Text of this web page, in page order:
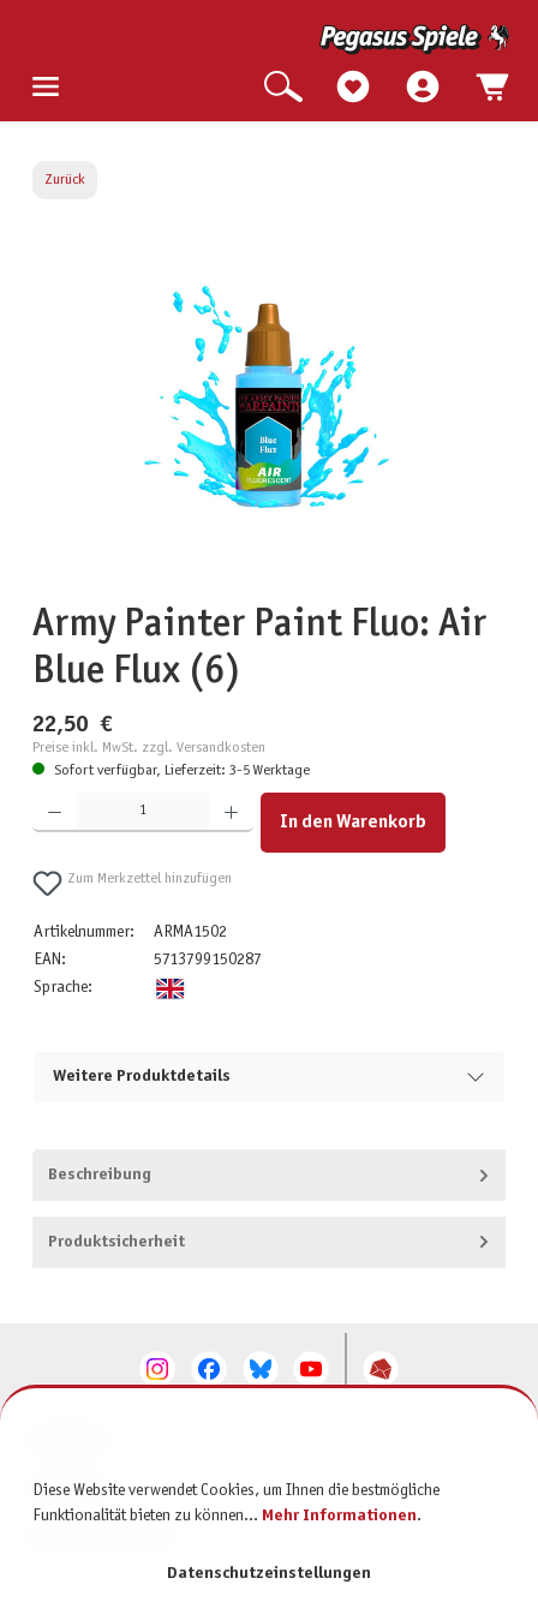
Zurück
Army Painter Paint Fluo: Air
Blue Flux (6)
22,50 €
Preise inkl. MwSt. zzgl. Versandkosten
Sofort verfügbar, Lieferzeit: 3-5 Werktage
Produkt Anzahl: Gib den gewünschten Wert ein oder benutze die Schaltflächen um die Anzahl zu
In den Warenkorb
Zum Merkzettel hinzufügen
Artikelnummer:
ARMA1502
EAN:
5713799150287
Sprache:
Weitere Produktdetails
Beschreibung
Produktsicherheit
SERVICE
Diese Website verwendet Cookies, um Ihnen die bestmögliche
Funktionalität bieten zu können... Mehr Informationen.
Datenschutzeinstellungen